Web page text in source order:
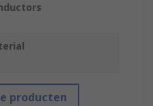
producten